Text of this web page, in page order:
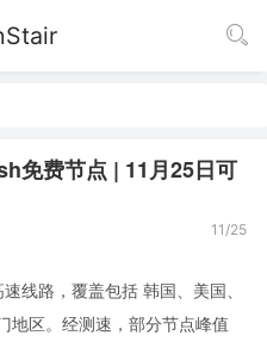
免费节点 | 11月25日可
11/25
线路，覆盖包括 韩国、美国、
地区。经测速，部分节点峰值